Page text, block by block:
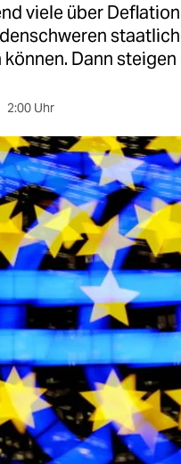
viele über
Dann
2:00 Uhr